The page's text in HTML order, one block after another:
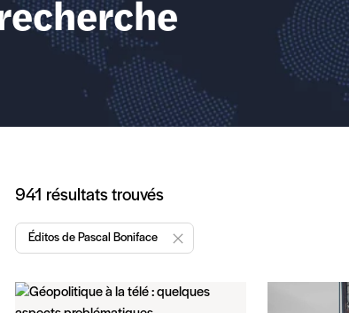
Articles
941 résultats trouvés
Éditos de Pascal Boniface
Enlever "Éditos de Pascal Boniface"